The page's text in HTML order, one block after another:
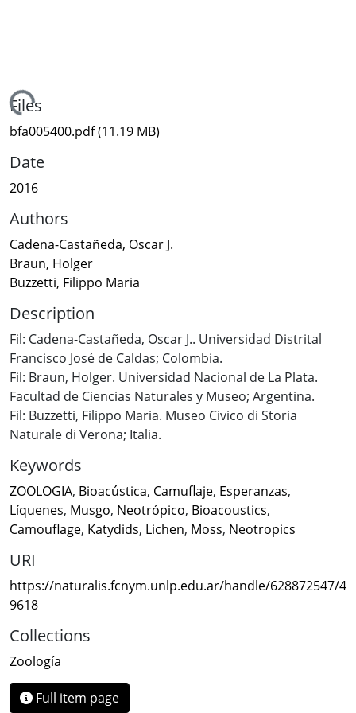
Loading...
Files
bfa005400.pdf(11.19 MB)
Date
2016
Authors
Cadena-Castañeda, Oscar J.
Braun, Holger
Buzzetti, Filippo Maria
Description
Fil: Cadena-Castañeda, Oscar J.. Universidad Distrital
Francisco José de Caldas; Colombia.
Fil: Braun, Holger. Universidad Nacional de La Plata.
Facultad de Ciencias Naturales y Museo; Argentina.
Fil: Buzzetti, Filippo Maria. Museo Civico di Storia
Naturale di Verona; Italia.
Keywords
ZOOLOGIA, Bioacústica, Camuflaje, Esperanzas,
Líquenes, Musgo, Neotrópico, Bioacoustics,
Camouflage, Katydids, Lichen, Moss, Neotropics
URI
https://naturalis.fcnym.unlp.edu.ar/handle/628872547/4
9618
Collections
Zoología
Full item page